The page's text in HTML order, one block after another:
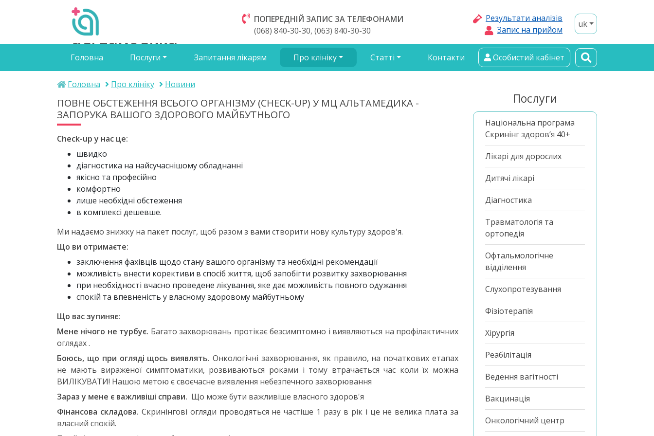
альтамедика
медичний центр
ПОПЕРЕДНІЙ ЗАПИС ЗА ТЕЛЕФОНАМИ
(068) 840-30-30, (063) 840-30-30
Результати аналізів
Запис на прийом
uk
Головна Послуги Запитання лікарям Про клініку Статті Контакти Особистий кабінет
Головна Про клініку Новини
ПОВНЕ ОБСТЕЖЕННЯ ВСЬОГО ОРГАНІЗМУ (CHECK-UP) У МЦ АЛЬТАМЕДИКА -
ЗАПОРУКА ВАШОГО ЗДОРОВОГО МАЙБУТНЬОГО
Check-up у нас це:
швидко
діагностика на найсучаснішому обладнанні
якісно та професійно
комфортно
лише необхідні обстеження
в комплексі дешевше.
Ми надаємо знижку на пакет послуг, щоб разом з вами створити нову культуру здоров'я.
Що ви отримаєте:
заключення фахівців щодо стану вашого організму та необхідні рекомендації
можливість внести корективи в спосіб життя, щоб запобігти розвитку захворювання
при необхідності вчасно проведене лікування, яке дає можливість повного одужання
спокій та впевненість у власному здоровому майбутньому
Що вас зупиняє:
Мене нічого не турбує. Багато захворювань протікає безсимптомно і виявляються на профілактичних
оглядах .
Боюсь, що при огляді щось виявлять. Онкологічні захворювання, як правило, на початкових етапах
не мають вираженої симптоматики, розвиваються роками і тому втрачається час коли їх можна
ВИЛІКУВАТИ! Нашою метою є своєчасне виявлення небезпечного захворювання
Зараз у мене є важливіші справи. Що може бути важливіше власного здоров'я
Фінансова складова. Скринінгові огляди проводяться не частіше 1 разу в рік і це не велика плата за
власний спокій.
Послуги
Національна програма
Скринінг здоров’я 40+
Лікарі для дорослих
Дитячі лікарі
Діагностика
Травматологія та
ортопедія
Офтальмологічне
відділення
Слухопротезування
Фізіотерапія
Хірургія
Реабілітація
Ведення вагітності
Вакцинація
Онкологічний центр